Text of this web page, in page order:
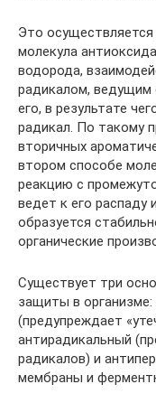
Это
молекула
водорода,
радикалом, ведущим
его, в результате
радикал. По такому
вторичных
втором способе
реакцию с
ведет к его распаду
образуется
органические
Существует три
защиты в
(предупреждает
антирадикальный
радикалов) и
мембраны и